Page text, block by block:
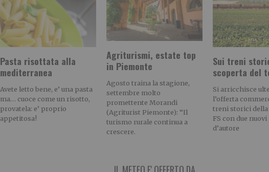
Pasta risottata alla
mediterranea
Avete letto bene, e’ una pasta
ma… cuoce come un risotto,
provatela: e’ proprio
appetitosa!
Agriturismi, estate top
in Piemonte
Agosto traina la stagione,
settembre molto
promettente Morandi
(Agriturist Piemonte): “Il
turismo rurale continua a
crescere.
Sui treni
scoperta del
Si arricchisce
l’offerta
treni storici della
FS con due
d’autore